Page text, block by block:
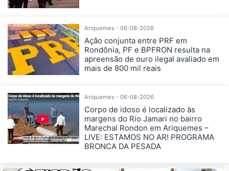
Ariquemes - 06-08-2026
Ação conjunta entre PRF em
Rondônia, PF e BPFRON resulta na
apreensão de ouro ilegal avaliado em
mais de 800 mil reais
Ariquemes - 06-08-2026
Corpo de idoso é localizado às
margens do Rio Jamari no bairro
Marechal Rondon em Ariquemes –
LIVE: ESTAMOS NO AR! PROGRAMA
BRONCA DA PESADA